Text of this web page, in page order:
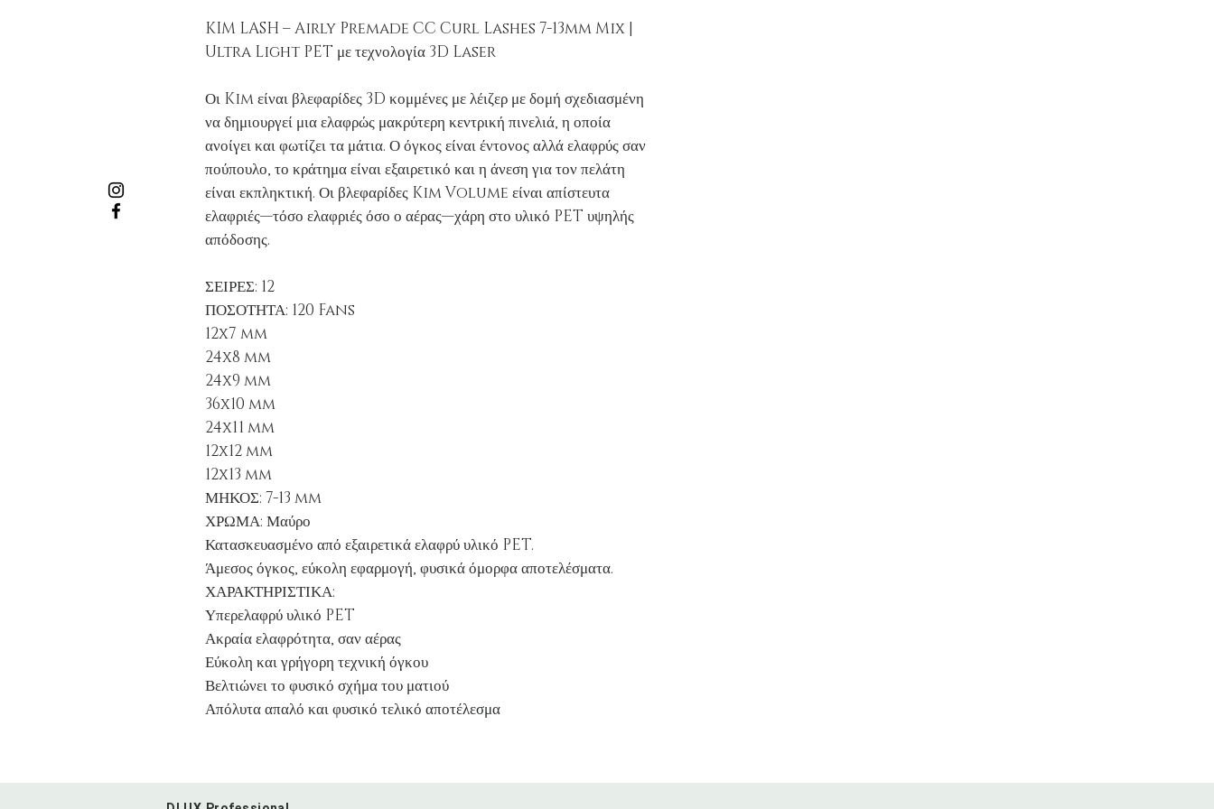
KIM LASH – Airly Premade CC Curl Lashes 7-13mm Mix |
Ultra Light PET με τεχνολογία 3D Laser
Οι Kim είναι βλεφαρίδες 3D κομμένες με λέιζερ με δομή σχεδιασμένη
να δημιουργεί μια ελαφρώς μακρύτερη κεντρική πινελιά, η οποία
ανοίγει και φωτίζει τα μάτια. Ο όγκος είναι έντονος αλλά ελαφρύς σαν
πούπουλο, το κράτημα είναι εξαιρετικό και η άνεση για τον πελάτη
είναι εκπληκτική. Οι βλεφαρίδες Kim Volume είναι απίστευτα
ελαφριές—τόσο ελαφριές όσο ο αέρας—χάρη στο υλικό PET υψηλής
απόδοσης.
ΣΕΙΡΕΣ: 12
ΠΟΣΟΤΗΤΑ: 120 Fans
12x7 mm
24x8 mm
24x9 mm
36x10 mm
24x11 mm
12x12 mm
12x13 mm
ΜΗΚΟΣ: 7-13 mm
ΧΡΩΜΑ: Μαύρο
Κατασκευασμένο από εξαιρετικά ελαφρύ υλικό PET.
Άμεσος όγκος, εύκολη εφαρμογή, φυσικά όμορφα αποτελέσματα.
ΧΑΡΑΚΤΗΡΙΣΤΙΚΑ:
Υπερελαφρύ υλικό PET
Ακραία ελαφρότητα, σαν αέρας
Εύκολη και γρήγορη τεχνική όγκου
Βελτιώνει το φυσικό σχήμα του ματιού
Απόλυτα απαλό και φυσικό τελικό αποτέλεσμα